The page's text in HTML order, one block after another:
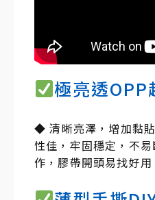
極亮透OPP
◆ 清晰亮澤，增加黏
性佳，牢固穩定，不
作，膠帶開頭易找好用